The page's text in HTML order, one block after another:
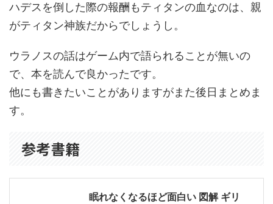
ハデスを倒した際の報酬もティタンの血なのは、親
がティタン神族だからでしょうし。
ウラノスの話はゲーム内で語られることが無いの
で、本を読んで良かったです。
他にも書きたいことがありますがまた後日まとめま
す。
参考書籍
眠れなくなるほど面白い 図解 ギリ